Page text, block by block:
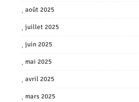
août 2025
juillet 2025
juin 2025
mai 2025
avril 2025
mars 2025